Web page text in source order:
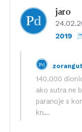
jaro
2019
140.000
ako sutra ne
paranoje s
kn….